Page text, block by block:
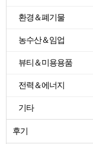
환경＆폐기물
농수산＆임업
뷰티＆미용용품
전력＆에너지
기타
후기